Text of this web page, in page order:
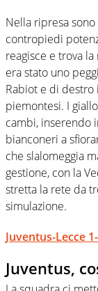
Nella ripresa
contropiedi
reagisce e trova
era stato uno
Rabiot e di destro
piemontesi. I
cambi, inserendo
bianconeri a
che slalomeggia
gestione, con la
stretta la rete da
simulazione.
Juventus-Lecce
Juventus,